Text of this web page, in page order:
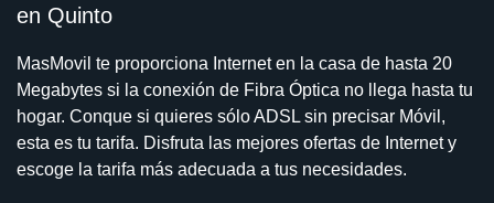
en Quinto
MasMovil te proporciona Internet en la casa de hasta 20
Megabytes si la conexión de Fibra Óptica no llega hasta tu
hogar. Conque si quieres sólo ADSL sin precisar Móvil,
esta es tu tarifa. Disfruta las mejores ofertas de Internet y
escoge la tarifa más adecuada a tus necesidades.